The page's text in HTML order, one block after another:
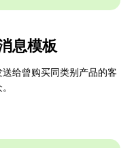
息模板
给曾购买同类别产品的客